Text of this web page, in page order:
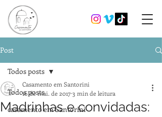
Post
Todos posts
casamento em Santorini
Todos posts
Madrinhas e convidadas:
Casamento em Santorini
16 de mai. de 20173 min de leitura